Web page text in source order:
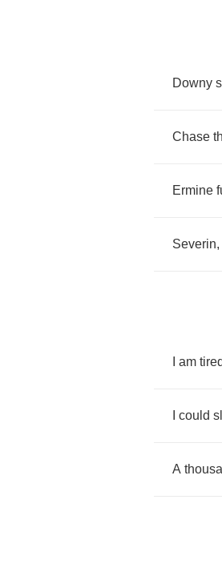
Downy
Chase
Ermine
Severin,
am tired
could
A